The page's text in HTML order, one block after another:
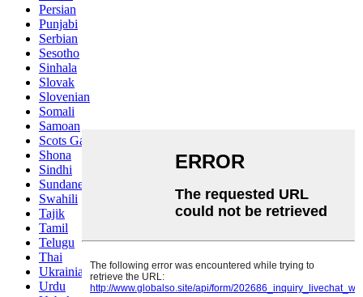
Persian
Punjabi
Serbian
Sesotho
Sinhala
Slovak
Slovenian
Somali
Samoan
Scots Gaelic
Shona
Sindhi
Sundanese
Swahili
Tajik
Tamil
Telugu
Thai
Ukrainian
Urdu